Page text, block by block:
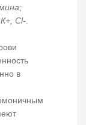
;
Cl-.
в